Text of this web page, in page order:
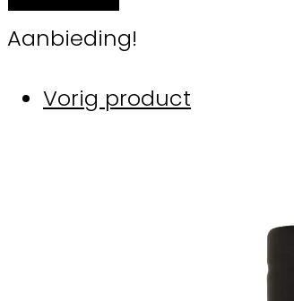
Aanbieding!
Vorig product